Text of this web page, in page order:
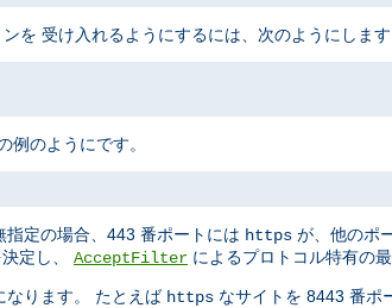
を 受け入れるようにするには、次のようにします
のようにです。
定の場合、443 番ポートには https が、他のポ
定し、 AcceptFilter によるプロトコル特有の
なります。 たとえば https なサイトを 8443 番ポ